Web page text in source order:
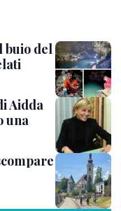
buio del
Aidda
una